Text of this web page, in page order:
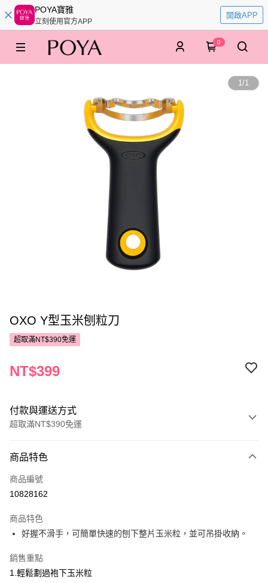
POYA寶雅
立刻使用官方APP
開啟APP
0
1/1
OXO Y型玉米刨粒刀
超取滿NT$390免運
NT$399
付款與運送方式
超取滿NT$390免運
POYA支付
信用卡一次付款
LINE Pay
Apple Pay
街口支付
商品特色
商品編號
10828162
商品特色
好握不滑手，可簡單快速的刨下整片玉米粒，並可吊掛收納。
銷售重點
1.輕鬆劃過袍下玉米粒